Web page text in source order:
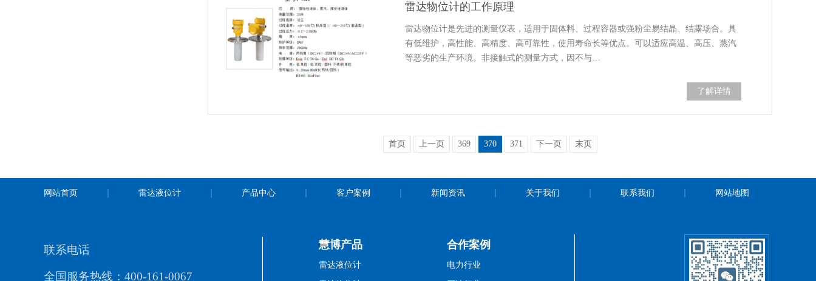
雷达物位计的工作原理
雷达物位计是先进的测量仪表，适用于固体料、过程容器或强粉尘易结晶、结露场合。具
有低维护，高性能、高精度、高可靠性，使用寿命长等优点。可以适应高温、高压、蒸汽
等恶劣的生产环境。非接触式的测量方式，因不与…
了解详情
首页 上一页 369 370 371 下一页 末页
网站首页 雷达液位计 产品中心 客户案例 新闻资讯 关于我们 联系我们 网站地图
联系电话
全国服务热线：400-161-0067
慧博产品
雷达液位计
合作案例
电力行业